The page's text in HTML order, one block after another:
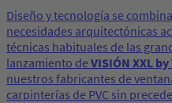
Diseño y tecnología se
necesidades arquitectónicas
técnicas habituales de las
lanzamiento deVISIÓN XXL by
nuestros fabricantes de
carpinterías de PVC sin